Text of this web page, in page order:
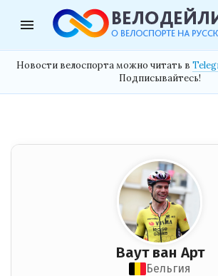
menu
Новости велоспорта можно читать в
Подписывайтесь!
Ваут ван Арт
Бельгия